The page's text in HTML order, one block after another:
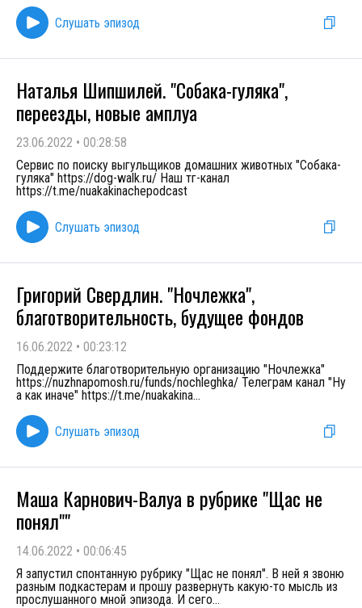
Слушать эпизод
Наталья Шипшилей. "Собака-гуляка",
переезды, новые амплуа
23.06.2022 • 00:28:58
Сервис по поиску выгульщиков домашних животных "Собака-
гуляка" https://dog-walk.ru/ Наш тг-канал
https://t.me/nuakakinachepodcast
Слушать эпизод
Григорий Свердлин. "Ночлежка",
благотворительность, будущее фондов
16.06.2022 • 00:23:12
Поддержите благотворительную организацию "Ночлежка"
https://nuzhnapomosh.ru/funds/nochleghka/ Телеграм канал "Ну
а как иначе" https://t.me/nuakakina...
Слушать эпизод
Маша Карнович-Валуа в рубрике "Щас не
понял""
14.06.2022 • 00:06:45
Я запустил спонтанную рубрику "Щас не понял". В ней я звоню
разным подкастерам и прошу развернуть какую-то мысль из
прослушанного мной эпизода. И сего...